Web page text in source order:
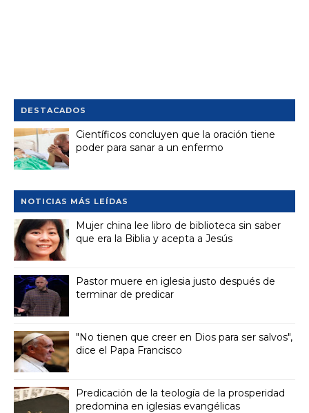
DESTACADOS
Científicos concluyen que la oración tiene
poder para sanar a un enfermo
NOTICIAS MÁS LEÍDAS
Mujer china lee libro de biblioteca sin saber
que era la Biblia y acepta a Jesús
Pastor muere en iglesia justo después de
terminar de predicar
"No tienen que creer en Dios para ser salvos",
dice el Papa Francisco
Predicación de la teología de la prosperidad
predomina en iglesias evangélicas